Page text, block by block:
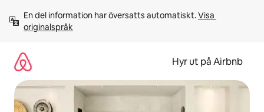
innehåll
En del information har översatts automatiskt. Visa
originalspråk
Hyr ut på Airbnb